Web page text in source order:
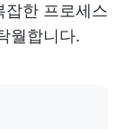
잡한 프로세스
월합니다.